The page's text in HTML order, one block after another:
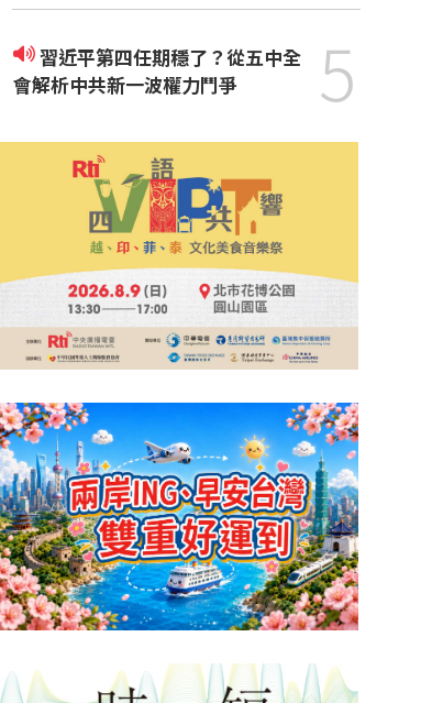
習近平第四任期穩了？從五中全
會解析中共新一波權力鬥爭
5